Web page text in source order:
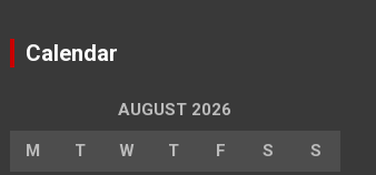
Calendar
AUGUST 2026
M T W T F S S